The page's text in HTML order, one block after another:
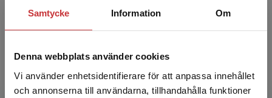
Samtycke Information Om
Denna webbplats använder cookies
Vi använder enhetsidentifierare för att anpassa innehållet
och annonserna till användarna, tillhandahålla funktioner
Lennart Lundquist var professor i
statsvetenskap vid Lunds universitet. Hans
och demokrati. Unde...